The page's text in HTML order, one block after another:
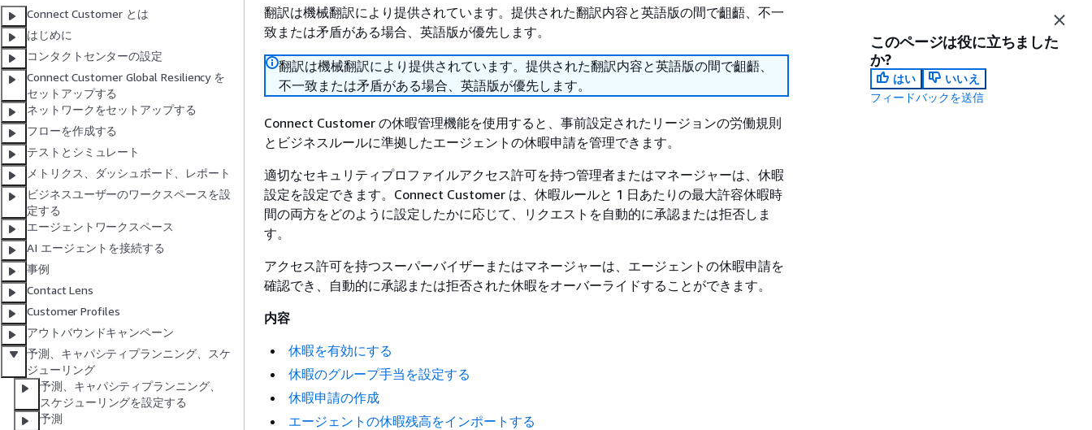
Connect Customer とは
はじめに
コンタクトセンターの設定
Connect Customer Global Resiliency を
セットアップする
ネットワークをセットアップする
フローを作成する
テストとシミュレート
メトリクス、ダッシュボード、レポート
ビジネスユーザーのワークスペースを設
定する
エージェントワークスペース
AI エージェントを接続する
事例
Contact Lens
Customer Profiles
アウトバウンドキャンペーン
予測、キャパシティプランニング、スケ
ジューリング
予測、キャパシティプランニング、
スケジューリングを設定する
予測
翻訳は機械翻訳により提供されています。提供された翻訳内容と英語版の間で齟齬、不一
致または矛盾がある場合、英語版が優先します。
翻訳は機械翻訳により提供されています。提供された翻訳内容と英語版の間で齟齬、
不一致または矛盾がある場合、英語版が優先します。
Connect Customer の休暇管理機能を使用すると、事前設定されたリージョンの労働規則
とビジネスルールに準拠したエージェントの休暇申請を管理できます。
適切なセキュリティプロファイルアクセス許可を持つ管理者またはマネージャーは、休暇
設定を設定できます。Connect Customer は、休暇ルールと 1 日あたりの最大許容休暇時
間の両方をどのように設定したかに応じて、リクエストを自動的に承認または拒否しま
す。
アクセス許可を持つスーパーバイザーまたはマネージャーは、エージェントの休暇申請を
確認でき、自動的に承認または拒否された休暇をオーバーライドすることができます。
内容
休暇を有効にする
休暇のグループ手当を設定する
休暇申請の作成
エージェントの休暇残高をインポートする
このページは役に立ちました
か?
はい
いいえ
フィードバックを送信